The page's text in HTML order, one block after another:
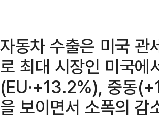
자동차 수출은 미국 관
로 최대 시장인 미국
(EU·+13.2%), 중동
을 보이면서 소폭의